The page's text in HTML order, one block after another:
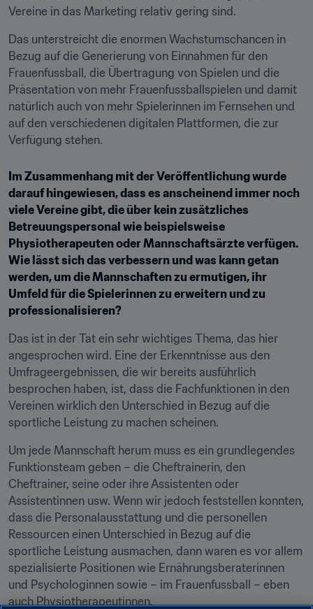
Vereine in das Marketing relativ gering sind.
Das unterstreicht die enormen Wachstumschancen in
Bezug auf die Generierung von Einnahmen für den
Frauenfussball, die Übertragung von Spielen und die
Präsentation von mehr Frauenfussballspielen und damit
natürlich auch von mehr Spielerinnen im Fernsehen und
auf den verschiedenen digitalen Plattformen, die zur
Verfügung stehen.
Im Zusammenhang mit der Veröffentlichung wurde
darauf hingewiesen, dass es anscheinend immer noch
viele Vereine gibt, die über kein zusätzliches
Betreuungspersonal wie beispielsweise
Physiotherapeuten oder Mannschaftsärzte verfügen.
Wie lässt sich das verbessern und was kann getan
werden, um die Mannschaften zu ermutigen, ihr
Umfeld für die Spielerinnen zu erweitern und zu
professionalisieren?
Das ist in der Tat ein sehr wichtiges Thema, das hier
angesprochen wird. Eine der Erkenntnisse aus den
Umfrageergebnissen, die wir bereits ausführlich
besprochen haben, ist, dass die Fachfunktionen in den
Vereinen wirklich den Unterschied in Bezug auf die
sportliche Leistung zu machen scheinen.
Um jede Mannschaft herum muss es ein grundlegendes
Funktionsteam geben – die Cheftrainerin, den
Cheftrainer, seine oder ihre Assistenten oder
Assistentinnen usw. Wenn wir jedoch feststellen konnten,
dass die Personalausstattung und die personellen
Ressourcen einen Unterschied in Bezug auf die
sportliche Leistung ausmachen, dann waren es vor allem
spezialisierte Positionen wie Ernährungsberaterinnen
und Psychologinnen sowie – im Frauenfussball – eben
auch Physiotherapeutinnen.